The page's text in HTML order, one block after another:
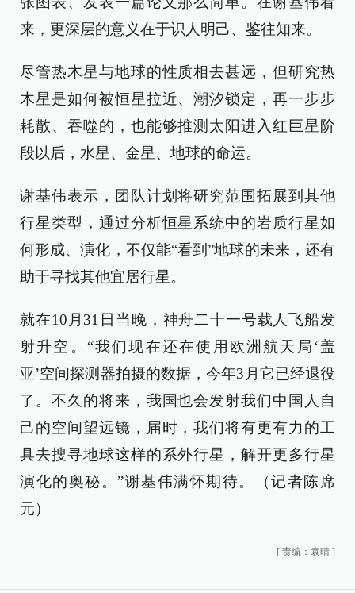
来，更深层的意义在于识人明己、鉴往知来。
尽管热木星与地球的性质相去甚远，但研究热
木星是如何被恒星拉近、潮汐锁定，再一步步
耗散、吞噬的，也能够推测太阳进入红巨星阶
段以后，水星、金星、地球的命运。
谢基伟表示，团队计划将研究范围拓展到其他
行星类型，通过分析恒星系统中的岩质行星如
何形成、演化，不仅能“看到”地球的未来，还有
助于寻找其他宜居行星。
就在10月31日当晚，神舟二十一号载人飞船发
射升空。“我们现在还在使用欧洲航天局‘盖
亚’空间探测器拍摄的数据，今年3月它已经退役
了。不久的将来，我国也会发射我们中国人自
己的空间望远镜，届时，我们将有更有力的工
具去搜寻地球这样的系外行星，解开更多行星
演化的奥秘。”谢基伟满怀期待。（记者陈席
元）
[ 责编：袁晴 ]